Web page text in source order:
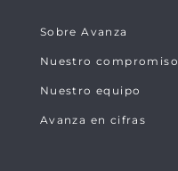
Sobre Avanza
Nuestro compromiso
Nuestro equipo
Avanza en cifras